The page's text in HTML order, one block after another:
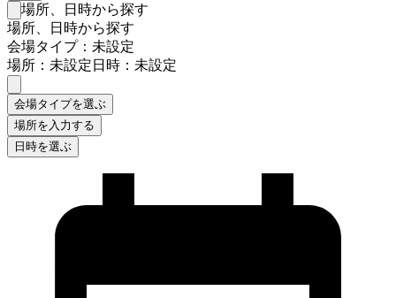
検索フォームを閉じる
場所、日時から探す
場所、日時から探す
会場タイプ：未設定
場所：未設定日時：未設定
会場タイプを選ぶ
場所を入力する
日時を選ぶ